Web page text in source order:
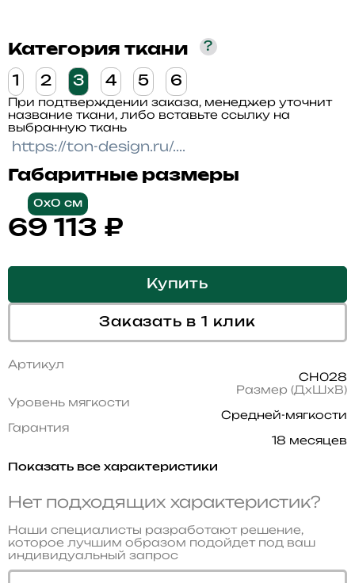
Категория ткани ?
1 2 3 4 5 6
При подтверждении заказа, менеджер уточнит
название ткани, либо вставьте ссылку на
выбранную ткань
Габаритные размеры
0x0 см
69 113 ₽
Купить
Заказать в 1 клик
Артикул
CH028
Размер (ДхШхВ)
Уровень мягкости
Средней-мягкости
Гарантия
18 месяцев
Показать все характеристики
Нет подходящих характеристик?
Наши специалисты разработают решение,
которое лучшим образом подойдет под ваш
индивидуальный запрос